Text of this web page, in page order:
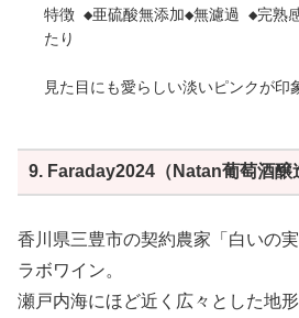
す。村の9割が森林に覆われ、南西
然遺産に登録された白神山地が広が
影響を与えています。
特徴 ◆亜硫酸無添加◆無濾過 ◆完熟
たり
見た目にも愛らしい淡いピンクが印
優しい酸味とほどよいコクが絶妙な
飲めば癖になる仕上がりです。
まろやかな味わいを堪能するのもお
ックスタイムをお過ごしください
9. Faraday2024（Natan葡萄酒醸
香川県三豊市の契約農家「白いの
ラボワイン。
瀬戸内海にほど近く広々とした地